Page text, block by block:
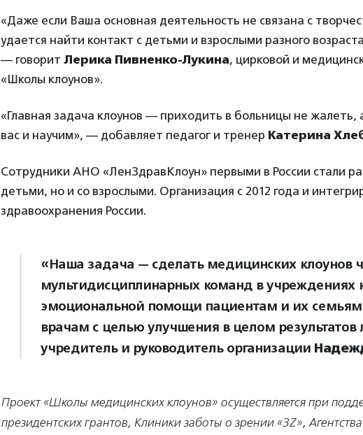
«Даже если Ваша основная деятельность не связана с
удается найти контакт с детьми и взрослыми разного
— говорит Лерика Пивненко-Лукина, цирковой и
«Школы клоунов».
«Главная задача клоунов — приходить в больницы не
вас и научим», — добавляет педагог и тренер Катерина
Сотрудники АНО «ЛенЗдравКлоун» первыми в России стали
детьми, но и со взрослыми. Организация с 2012 года и
здравоохранения России.
«Наша задача — сделать медицинских клоунов
мультидисциплинарных команд в учреждениях
эмоциональной помощи пациентам и их
врачам с целью улучшения в целом результатов
учредитель и руководитель организации
Проект «Школы медицинских клоунов» осуществляется при
президентских грантов, Клиники заботы о зрении «3Z»,